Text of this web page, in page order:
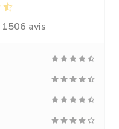
1506 avis